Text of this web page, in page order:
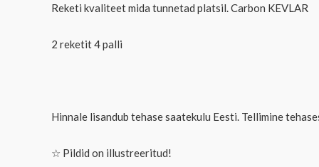
Reketi kvaliteet mida tunnetad platsil. Carbon KEVLAR
2 reketit 4 palli
Hinnale lisandub tehase saatekulu Eesti. Tellimine
☆ Pildid on illustreeritud!